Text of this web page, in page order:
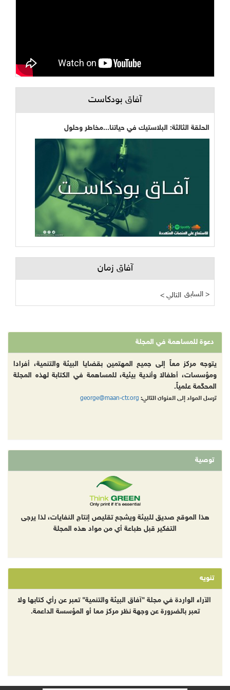
آفاق بودكاست
الحلقة الثالثة: البلاستيك في حياتنا...مخاطر وحلول
آفاق زمان
< التالي السابق >
دعوة للمساهمة في المجلة
يتوجه مركز معاً إلى جميع المهتمين بقضايا البيئة والتنمية، أفرادا
ومؤسسات، أطفالا وأندية بيئية، للمساهمة في الكتابة لهذه المجلة
المحكّمة علمياً.
ترسل المواد إلى العنوان التالي: george@maan-ctr.org
توصية
هذا الموقع صديق للبيئة ويشجع تقليص إنتاج النفايات، لذا يرجى
التفكير قبل طباعة أي من مواد هذه المجلة
تنويه
الآراء الواردة في مجلة "آفاق البيئة والتنمية" تعبر عن رأي كتابها ولا
تعبر بالضرورة عن وجهة نظر مركز معا أو المؤسسة الداعمة.